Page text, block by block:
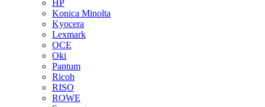
HP
Konica Minolta
Kyocera
Lexmark
OCE
Oki
Pantum
Ricoh
RISO
ROWE